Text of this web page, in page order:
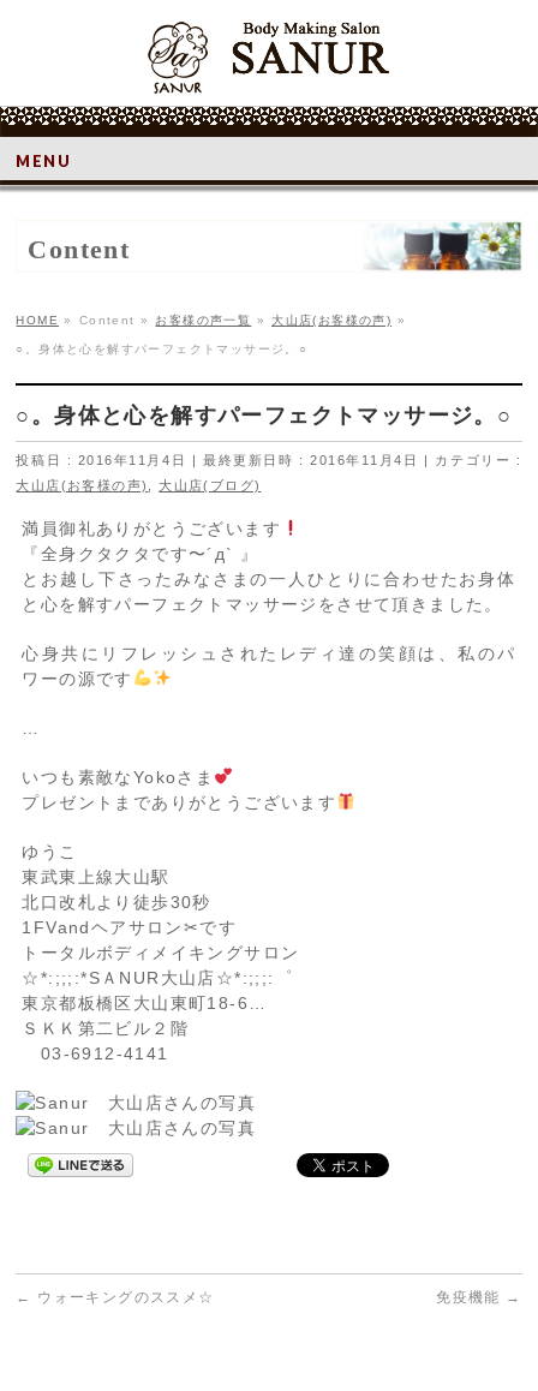
MENU
Content
HOME » Content » お客様の声一覧 » 大山店(お客様の声) »
○。身体と心を解すパーフェクトマッサージ。○
○。身体と心を解すパーフェクトマッサージ。○
投稿日 : 2016年11月4日 最終更新日時 : 2016年11月4日
カテゴリー :
大山店(お客様の声)
,大山店(ブログ)
満員御礼ありがとうございます
『全身クタクタです〜´д` 』
とお越し下さったみなさまの一人ひとりに合わせたお身体
と心を解すパーフェクトマッサージをさせて頂きました。
心身共にリフレッシュされたレディ達の笑顔は、私のパ
ワーの源です
いつも素敵なYokoさま
プレゼントまでありがとうございます
ゆうこ
東武東上線大山駅
北口改札より徒歩30秒
1FVandヘアサロン✂︎です
トータルボディメイキングサロン
☆*:;;;:*SＡNUR大山店☆*:;;;:゜
東京都板橋区大山東町18-6…
ＳＫＫ第二ビル２階
03-6912-4141
← ウォーキングのススメ☆ 免疫機能 →